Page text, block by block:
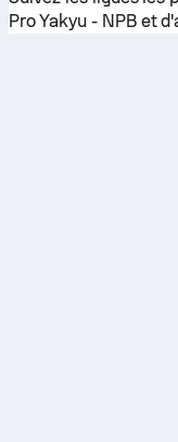
Pro Yakyu - NPB et